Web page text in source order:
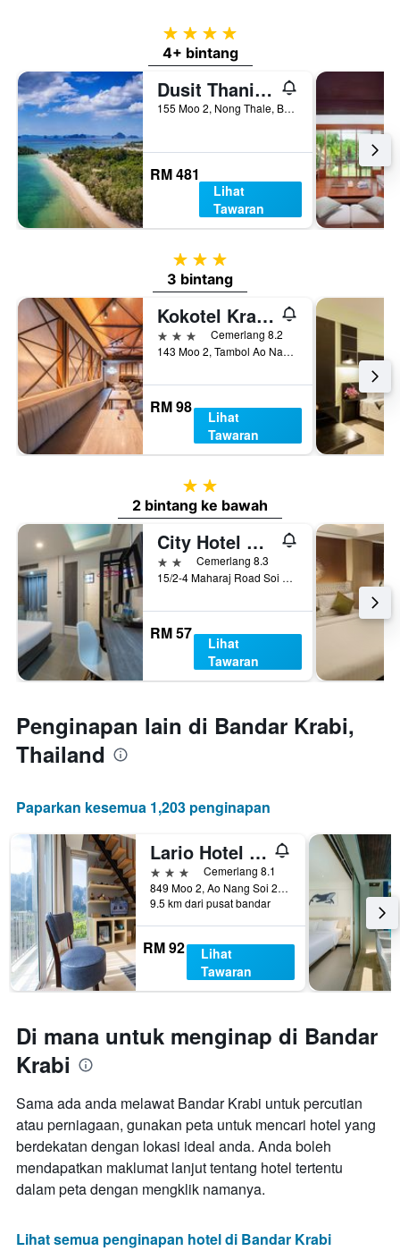
4 bintang
4+ bintang
Dusit Thani Krabi Beach Resort
155 Moo 2, Nong Thale, Bandar Krabi, Thailand
RM 481
Lihat
Tawaran
3 bintang
3 bintang
Kokotel Krabi Ao Nang
3 bintangCemerlang 8.2
143 Moo 2, Tambol Ao Nang, Bandar Krabi, Thailand
RM 98
Lihat
Tawaran
2 bintang
2 bintang ke bawah
City Hotel Krabi
2 bintangCemerlang 8.3
15/2-4 Maharaj Road Soi 10, Bandar Krabi, Thailand
RM 57
Lihat
Tawaran
Penginapan lain di Bandar Krabi,
Thailand
Paparkan kesemua 1,203 penginapan
Lario Hotel Krabi
3 bintangCemerlang 8.1
849 Moo 2, Ao Nang Soi 2/1, Bandar Krabi, Thailand
9.5 km dari pusat bandar
RM 92
Lihat
Tawaran
Di mana untuk menginap di Bandar
Krabi
Sama ada anda melawat Bandar Krabi untuk percutian
atau perniagaan, gunakan peta untuk mencari hotel yang
berdekatan dengan lokasi ideal anda. Anda boleh
mendapatkan maklumat lanjut tentang hotel tertentu
dalam peta dengan mengklik namanya.
Lihat semua penginapan hotel di Bandar Krabi